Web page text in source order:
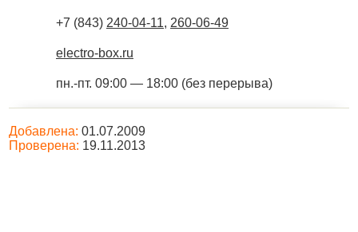
+7 (843) 240-04-11, 260-06-49
electro-box.ru
пн.-пт. 09:00 — 18:00 (без перерыва)
Добавлена: 01.07.2009
Проверена: 19.11.2013